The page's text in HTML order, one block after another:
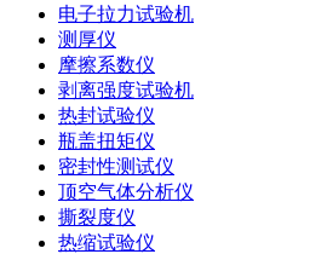
电子拉力试验机
测厚仪
摩擦系数仪
剥离强度试验机
热封试验仪
瓶盖扭矩仪
密封性测试仪
顶空气体分析仪
撕裂度仪
热缩试验仪